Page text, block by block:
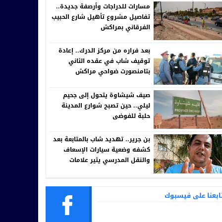
مسارات للدراجات وأرصفة جديدة..
تفاصيل مشروع تأهيل شارع الحبيب
الفرقاني بمراكش
بعد فراره من مركز الدرك.. إعادة
توقيف شاب في عقده الثاني
بتامنصورت ضواحي مراكش
صيف شيشاوة يتحول إلى جحيم
ليلي.. حين تصبح شوارع المدينة
حلبة للفوضى
بن جرير.. تهديد شاب بالمتابعة بعد
كشفه وضعية سيارات الإسعاف
والنقل المدرسي يثير علامات
على فيسبوك